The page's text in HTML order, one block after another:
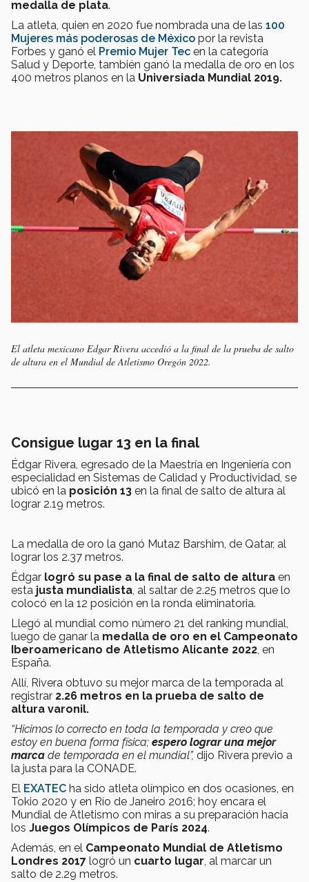
medalla de plata.
La atleta, quien en 2020 fue nombrada una de las 100
Mujeres más poderosas de México por la revista
Forbes y ganó el Premio Mujer Tec en la categoría
Salud y Deporte, también ganó la medalla de oro en los
400 metros planos en la Universiada Mundial 2019.
El atleta mexicano Edgar Rivera accedió a la final de la prueba de salto
de altura en el Mundial de Atletismo Oregón 2022.
Consigue lugar 13 en la final
Édgar Rivera, egresado de la Maestría en Ingeniería con
especialidad en Sistemas de Calidad y Productividad, se
ubicó en la posición 13 en la final de salto de altura al
lograr 2.19 metros.
La medalla de oro la ganó Mutaz Barshim, de Qatar, al
lograr los 2.37 metros.
Édgar logró su pase a la final de salto de altura en
esta justa mundialista, al saltar de 2.25 metros que lo
colocó en la 12 posición en la ronda eliminatoria.
Llegó al mundial como número 21 del ranking mundial,
luego de ganar la medalla de oro en el Campeonato
Iberoamericano de Atletismo Alicante 2022, en
España.
Allí, Rivera obtuvo su mejor marca de la temporada al
registrar 2.26 metros en la prueba de salto de
altura varonil.
“Hicimos lo correcto en toda la temporada y creo que
estoy en buena forma física; espero lograr una mejor
marca de temporada en el mundial”, dijo Rivera previo a
la justa para la CONADE.
El EXATEC ha sido atleta olímpico en dos ocasiones, en
Tokio 2020 y en Río de Janeiro 2016; hoy encara el
Mundial de Atletismo con miras a su preparación hacia
los Juegos Olímpicos de París 2024.
Además, en el Campeonato Mundial de Atletismo
Londres 2017 logró un cuarto lugar, al marcar un
salto de 2.29 metros.